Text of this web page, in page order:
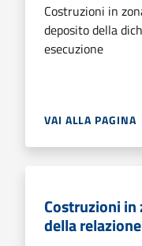
Costruzioni in
deposito della
esecuzione
VAI ALLA PAGINA
Costruzioni in
della